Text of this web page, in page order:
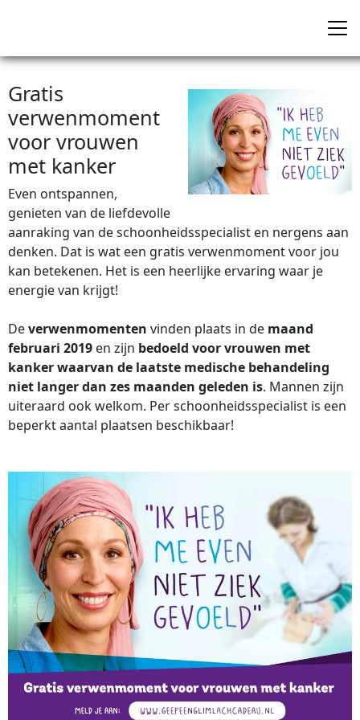
Gratis
verwenmoment
voor vrouwen
met kanker
Even ontspannen,
genieten van de liefdevolle
aanraking van de schoonheidsspecialist en nergens aan
denken. Dat is wat een gratis verwenmoment voor jou
kan betekenen. Het is een heerlijke ervaring waar je
energie van krijgt!
Deverwenmomenten vinden plaats in de maand
februari 2019 en zijn bedoeld voor vrouwen met
kanker waarvan de laatste medische behandeling
niet langer dan zes maanden geleden is. Mannen zijn
uiteraard ook welkom. Per schoonheidsspecialist is een
beperkt aantal plaatsen beschikbaar!
verwenmomenten
maand
februari 2019
bedoeld
voor vrouwen met
kanker waarvan de laatste medische behandeling